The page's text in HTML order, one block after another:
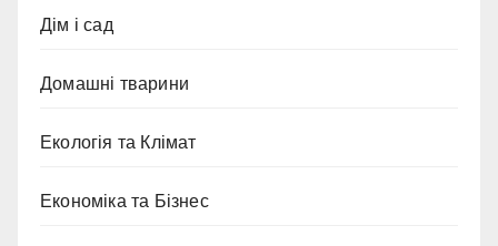
Дім і сад
Домашні тварини
Екологія та Клімат
Економіка та Бізнес